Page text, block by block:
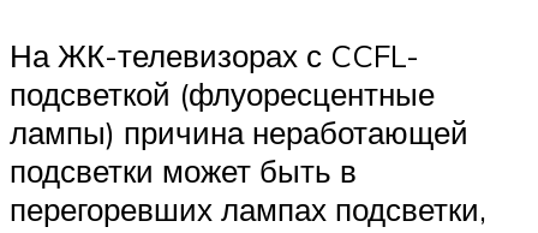
На ЖК-телевизорах с CCFL-
подсветкой (флуоресцентные
лампы) причина неработающей
подсветки может быть в
перегоревших лампах подсветки,